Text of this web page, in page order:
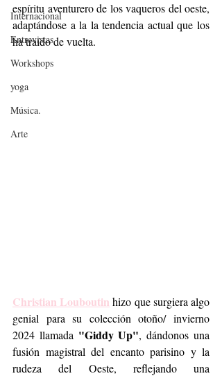
Internacional
Entrevistas
Workshops
yoga
Música.
Arte
espíritu aventurero de los vaqueros del oeste,
adaptándose a la la tendencia actual que los
ha traído de vuelta.
Christian Louboutin hizo que surgiera algo
genial para su colección otoño/ invierno
2024 llamada "Giddy Up", dándonos una
fusión magistral del encanto parisino y la
rudeza del Oeste, reflejando una